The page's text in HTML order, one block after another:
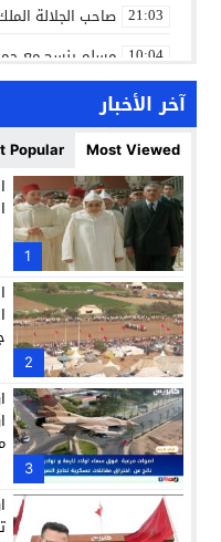
21:03 صاحب الجلالة
10:04 مسلم ينسج مع
18:17 مؤسسة سجلماسة
إحياء مشروع الحي
14:24 بن كيران يهاجم
11:33 كمال محرر يقود
11:05 حبشان وكيلاً عاماً
آخر الأخبار
Most Viewed
Popular
1
2
3